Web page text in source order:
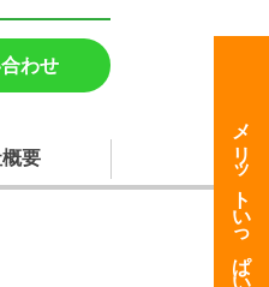
わせ
要 メリットいっぱい